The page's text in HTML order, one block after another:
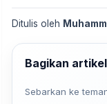
Ditulis oleh
Bagikan
Sebarkan ke